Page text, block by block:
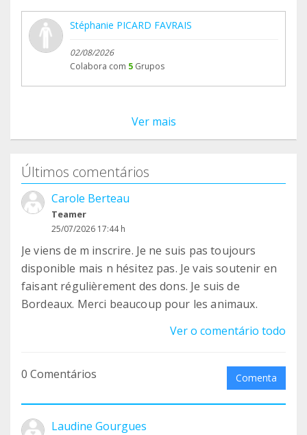
Stéphanie PICARD FAVRAIS
02/08/2026
Colabora com 5 Grupos
Ver mais
Últimos comentários
Carole Berteau
Teamer
25/07/2026 17:44 h
Je viens de m inscrire. Je ne suis pas toujours
disponible mais n hésitez pas. Je vais soutenir en
faisant régulièrement des dons. Je suis de
Bordeaux. Merci beaucoup pour les animaux.
Ver o comentário todo
0 Comentários Comenta
Laudine Gourgues